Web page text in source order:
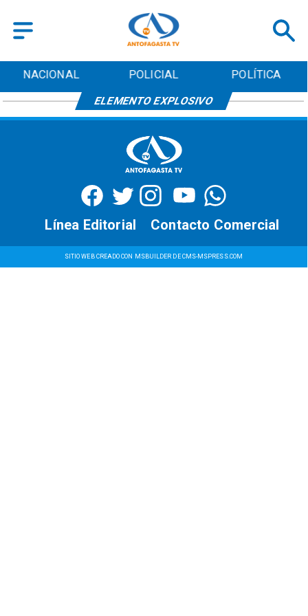
NACIONAL POLICIAL POLÍTICA
ELEMENTO EXPLOSIVO
SITIO WEB CREADO CON MSBUILDER DE CMS-MSPRESS.COM
Contacto Comercial
Línea Editorial